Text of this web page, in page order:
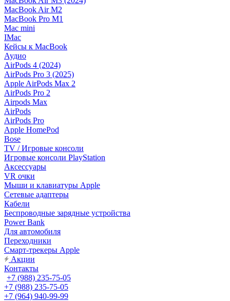
MacBook Air M2
MacBook Pro M1
Mac mini
IMac
Кейсы к MacBook
Аудио
AirPods 4 (2024)
AirPods Pro 3 (2025)
Apple AirPods Max 2
AirPods Pro 2
Airpods Max
AirPods
AirPods Pro
Apple HomePod
Bose
TV / Игровые консоли
Игровые консоли PlayStation
Аксессуары
VR очки
Мыши и клавиатуры Apple
Сетевые адаптеры
Кабели
Беспроводные зарядные устройства
Power Bank
Для автомобиля
Переходники
Смарт-трекеры Apple
Акции
Контакты
+7 (988) 235-75-05
+7 (988) 235-75-05
+7 (964) 940-99-99